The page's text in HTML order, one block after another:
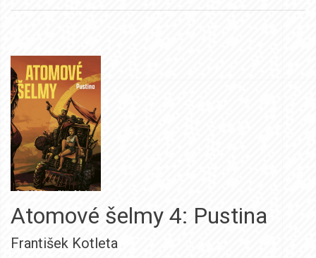
Atomové šelmy 4: Pustina
František Kotleta